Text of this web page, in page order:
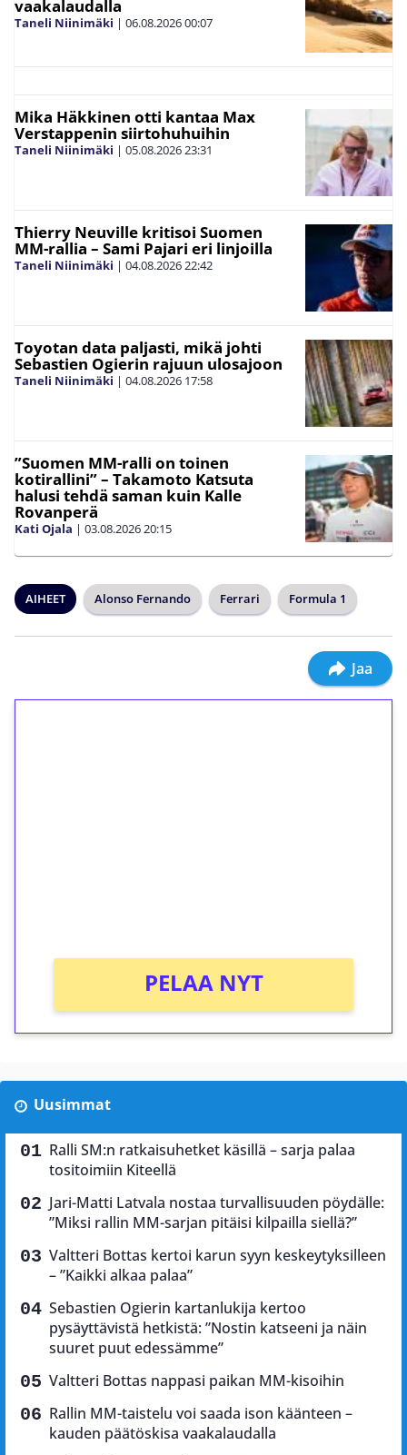
vaakalaudalla
Taneli Niinimäki | 06.08.202600:07
Mika Häkkinen otti kantaa Max
Verstappenin siirtohuhuihin
Taneli Niinimäki | 05.08.202623:31
Thierry Neuville kritisoi Suomen
MM-rallia – Sami Pajari eri linjoilla
Taneli Niinimäki | 04.08.202622:42
Toyotan data paljasti, mikä johti
Sebastien Ogierin rajuun ulosajoon
Taneli Niinimäki | 04.08.2026 17:58
”Suomen MM-ralli on toinen
kotirallini” – Takamoto Katsuta
halusi tehdä saman kuin Kalle
Rovanperä
Kati Ojala | 03.08.202620:15
AIHEET Alonso Fernando Ferrari Formula 1
Jaa
PELAA NYT
Uusimmat
Ralli SM:n ratkaisuhetket käsillä – sarja palaa
tositoimiin Kiteellä
Jari-Matti Latvala nostaa turvallisuuden pöydälle:
”Miksi rallin MM-sarjan pitäisi kilpailla siellä?”
Valtteri Bottas kertoi karun syyn keskeytyksilleen
– ”Kaikki alkaa palaa”
Sebastien Ogierin kartanlukija kertoo
pysäyttävistä hetkistä: ”Nostin katseeni ja näin
suuret puut edessämme”
Valtteri Bottas nappasi paikan MM-kisoihin
Rallin MM-taistelu voi saada ison käänteen –
kauden päätöskisa vaakalaudalla